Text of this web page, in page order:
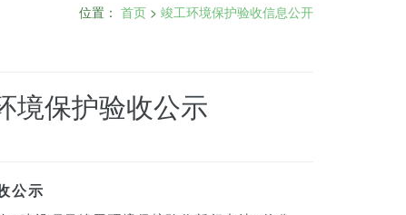
位置： 首页 > 竣工环境保护验收信息公开
境保护验收公示
公示